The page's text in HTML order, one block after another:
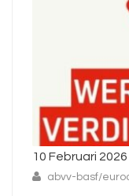
Antwerpen
2026